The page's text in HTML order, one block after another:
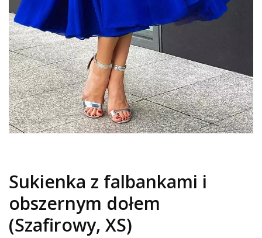
Sukienka z falbankami i
obszernym dołem
(Szafirowy, XS)